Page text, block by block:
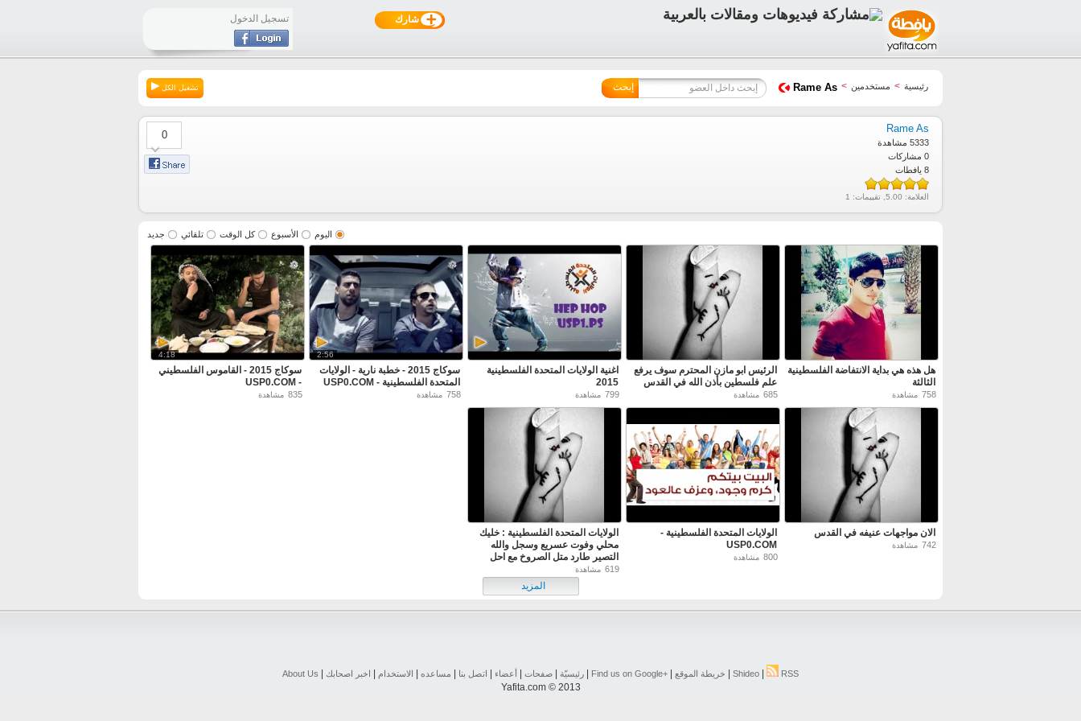
شارك تسجيل الدخول
رئيسية > مستخدمين >
Rame As تشغيل الكل إبحث
Rame As
5333 مشاهدة
0 مشاركات
8 يافطات
العلامة: 5.00 , تقييمات: 1
0
اليوم الأسبوع كل الوقت تلقائي جديد
هل هذه هي بداية الانتفاضة الفلسطينية
الثالثة
758 مشاهدة
الرئيس ابو مازن المحترم سوف يرفع
علم فلسطين بأذن الله في القدس
685 مشاهدة
اغنية الولايات المتحدة الفلسطينية
2015
799 مشاهدة
2:56
سوكاج 2015 - خطبة نارية - الولايات
المتحدة الفلسطينية - USP0.COM
758 مشاهدة
4:18
سوكاج 2015 - القاموس الفلسطيني
- USP0.COM
835 مشاهدة
الان مواجهات عنيفه في القدس
742 مشاهدة
الولايات المتحدة الفلسطينية -
USP0.COM
800 مشاهدة
الولايات المتحدة الفلسطينية : خليك
محلي وفوت عسريع وسجل والله
التصير طارد متل الصروخ مع احل
منتدى فلسطيني بتشمير
http://www.usp0.com/vb
619 مشاهدة
المزيد
Shideo RSS خريطة الموقع Find us on ‪Google+‬‏ رئيسيّة صفحات أعضاء اتصل بنا مساعده الاستخدام اخبر اصحابك About Us
Yafita.com © 2013